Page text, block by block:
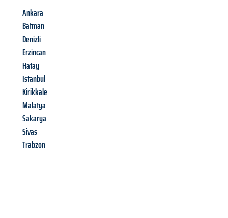
Ankara
Batman
Denizli
Erzincan
Hatay
Istanbul
Kirikkale
Malatya
Sakarya
Sivas
Trabzon